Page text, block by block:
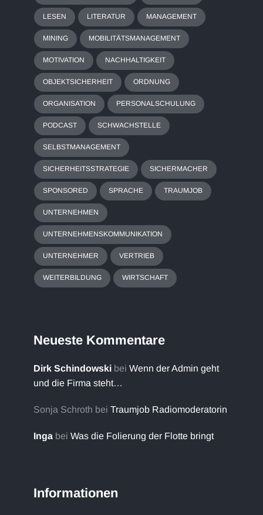
LESEN LITERATUR MANAGEMENT
MINING MOBILITÄTSMANAGEMENT
MOTIVATION NACHHALTIGKEIT
OBJEKTSICHERHEIT ORDNUNG
ORGANISATION PERSONALSCHULUNG
PODCAST SCHWACHSTELLE
SELBSTMANAGEMENT
SICHERHEITSSTRATEGIE SICHERMACHER
SPONSORED SPRACHE TRAUMJOB
UNTERNEHMEN
UNTERNEHMENSKOMMUNIKATION
UNTERNEHMER VERTRIEB
WEITERBILDUNG WIRTSCHAFT
Neueste Kommentare
Dirk Schindowski bei Wenn der Admin geht
und die Firma steht…
Sonja Schroth bei Traumjob Radiomoderatorin
Inga bei Was die Folierung der Flotte bringt
Informationen